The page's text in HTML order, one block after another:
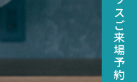
ご来場予約